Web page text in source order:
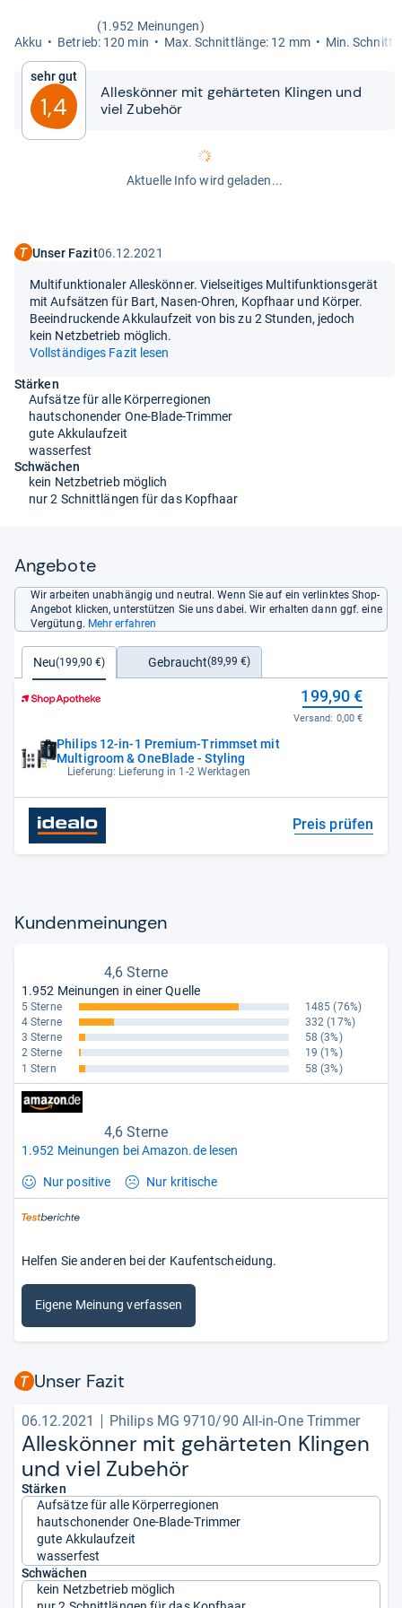
(1.952 Meinungen)
Akku
Betrieb: 120 min Max. Schnitt­länge: 12 mm Min.
Sehr gut
1,4
Alles­kön­ner mit gehär­te­ten Klin­gen und
viel Zube­hör
Aktuelle Info wird geladen...
Unser Fazit06.12.2021
Multifunktionaler Alleskönner. Vielseitiges Multifunktionsgerät
mit Aufsätzen für Bart, Nasen-Ohren, Kopfhaar und Körper.
Beeindruckende Akkulaufzeit von bis zu 2 Stunden, jedoch
kein Netzbetrieb möglich.
Vollständiges Fazit lesen
Stärken
Aufsätze für alle Körperregionen
hautschonender One-Blade-Trimmer
gute Akkulaufzeit
wasserfest
Schwächen
kein Netzbetrieb möglich
nur 2 Schnittlängen für das Kopfhaar
Angebote
Wir arbeiten unabhängig und neutral. Wenn Sie auf ein verlinktes Shop-
Angebot klicken, unterstützen Sie uns dabei. Wir erhalten dann ggf. eine
Vergütung. Mehr erfahren
Neu(199,90 €) Gebraucht(89,99 €)
Philips 12-in-1 Premium-Trimmset mit
Multigroom & OneBlade - Styling
Lieferung: Lieferung in 1-2 Werktagen
199,90 €
Versand: 0,00 €
Preis prüfen
Kun­den­mei­nun­gen
4,6 Sterne
1.952 Meinungen in einer Quelle
5 Sterne 1485 (76%)
4 Sterne
332 (17%)
3 Sterne
58 (3%)
2 Sterne
19 (1%)
1 Stern
58 (3%)
4,6 Sterne
1.952 Meinungen bei Amazon.de lesen
Nur positive Nur kritische
Helfen Sie anderen bei der Kaufentscheidung.
Eigene Meinung verfassen
Unser Fazit
06.12.2021 Philips MG 9710/90 All-in-One Trimmer
Alles­kön­ner mit gehär­te­ten Klin­gen
und viel Zube­hör
Stärken
Aufsätze für alle Körperregionen
hautschonender One-Blade-Trimmer
gute Akkulaufzeit
wasserfest
Schwächen
kein Netzbetrieb möglich